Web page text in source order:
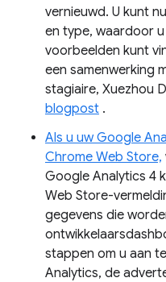
vernieuwd. U kunt
en type, waardoor
voorbeelden kunt
een samenwerking
stagiaire, Xuezhou
blogpost .
Als u uw Google
Chrome Web Store,
Google Analytics 4
Web Store-
gegevens die
stappen om u aan
Analytics, de